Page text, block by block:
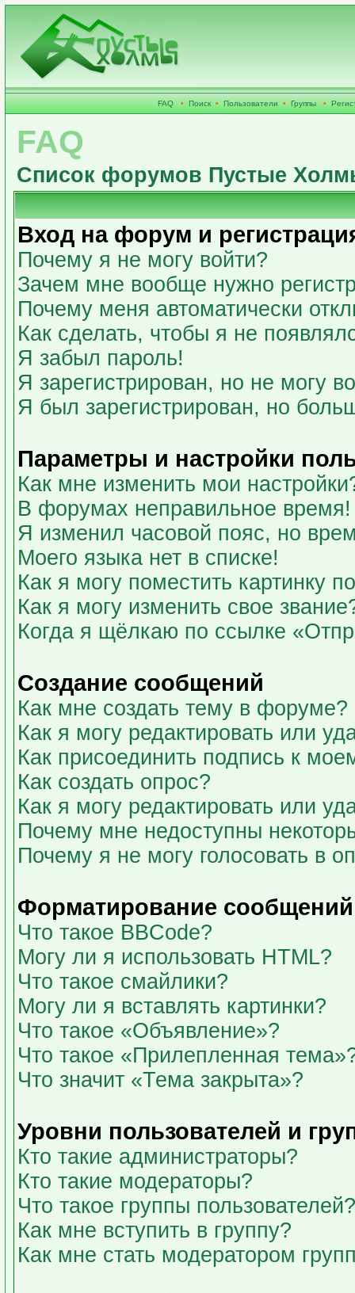
FAQ • Поиск • Пользователи • Группы •
FAQ
Список форумов Пустые
Вход на форум и
Почему я не могу войти?
Зачем мне вообще нужно
Почему меня автоматически
Как сделать, чтобы я не
Я забыл пароль!
Я зарегистрирован, но не могу
Я был зарегистрирован, но
Параметры и настройки
Как мне изменить мои
В форумах неправильное время!
Я изменил часовой пояс, но
Моего языка нет в списке!
Как я могу поместить картинку
Как я могу изменить свое
Когда я щёлкаю по ссылке
Создание сообщений
Как мне создать тему в форуме?
Как я могу редактировать или
Как присоединить подпись к
Как создать опрос?
Как я могу редактировать или
Почему мне недоступны
Почему я не могу голосовать в
Форматирование
Что такое BBCode?
Могу ли я использовать HTML?
Что такое смайлики?
Могу ли я вставлять картинки?
Что такое «Объявление»?
Что такое «Прилепленная
Что значит «Тема закрыта»?
Уровни пользователей и
Кто такие администраторы?
Кто такие модераторы?
Что такое группы пользователей?
Как мне вступить в группу?
Как мне стать модератором